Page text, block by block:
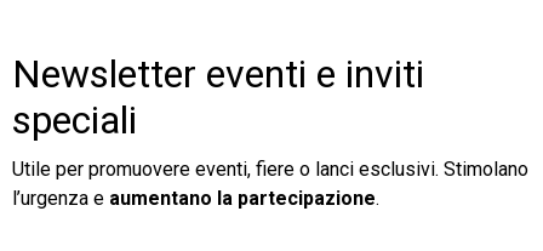
Newsletter eventi e inviti
speciali
Utile per promuovere eventi, fiere o lanci esclusivi. Stimolano
l’urgenza e aumentano la partecipazione.